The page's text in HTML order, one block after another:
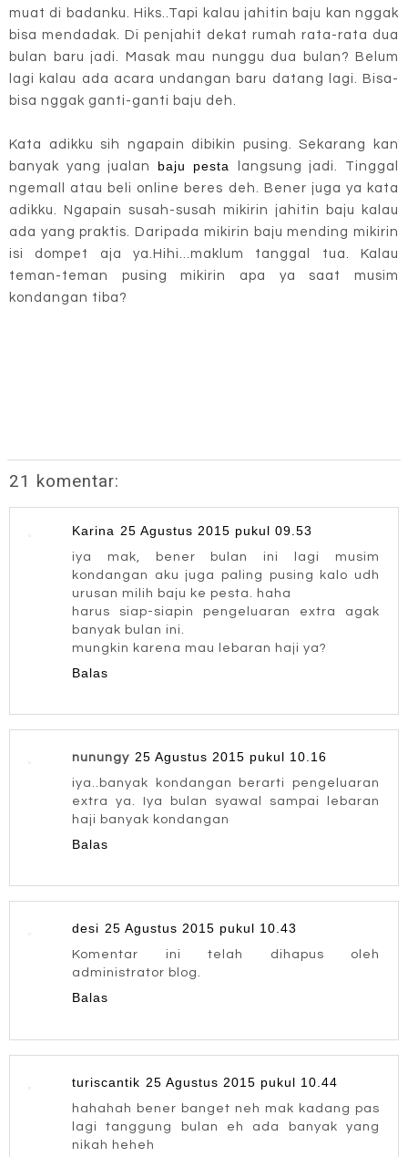
muat di badanku. Hiks..Tapi kalau jahitin baju kan nggak
bisa mendadak. Di penjahit dekat rumah rata-rata dua
bulan baru jadi. Masak mau nunggu dua bulan? Belum
lagi kalau ada acara undangan baru datang lagi. Bisa-
bisa nggak ganti-ganti baju deh.
Kata adikku sih ngapain dibikin pusing. Sekarang kan
banyak yang jualan baju pesta
langsung jadi. Tinggal
ngemall atau beli online beres deh. Bener juga ya kata
adikku. Ngapain susah-susah mikirin jahitin baju kalau
ada yang praktis. Daripada mikirin baju mending mikirin
isi dompet aja ya.Hihi...maklum tanggal tua. Kalau
teman-teman pusing mikirin apa ya saat musim
kondangan tiba?
21 komentar:
Karina 25 Agustus 2015 pukul 09.53
iya mak, bener bulan ini lagi musim
kondangan aku juga paling pusing kalo udh
urusan milih baju ke pesta. haha
harus siap-siapin pengeluaran extra agak
banyak bulan ini.
mungkin karena mau lebaran haji ya?
Balas
nunungy 25 Agustus 2015 pukul 10.16
iya..banyak kondangan berarti pengeluaran
extra ya. Iya bulan syawal sampai lebaran
haji banyak kondangan
Balas
desi 25 Agustus 2015 pukul 10.43
Komentar ini telah dihapus oleh
administrator blog.
Balas
turiscantik 25 Agustus 2015 pukul 10.44
hahahah bener banget neh mak kadang pas
lagi tanggung bulan eh ada banyak yang
nikah heheh